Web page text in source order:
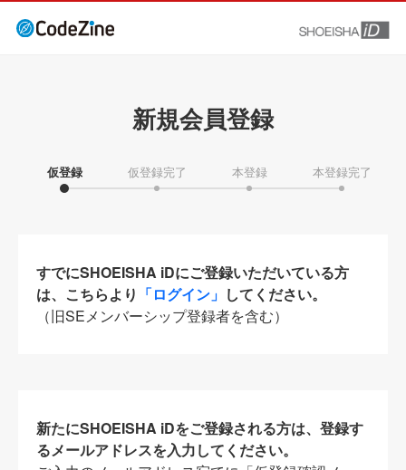
新規会員登録
仮登録 仮登録完了 本登録 本登録完了
すでにSHOEISHA iDにご登録いただいている方
は、こちらより 「ログイン」 してください。
（旧SEメンバーシップ登録者を含む）
新たにSHOEISHA iDをご登録される方は、登録す
るメールアドレスを入力してください。